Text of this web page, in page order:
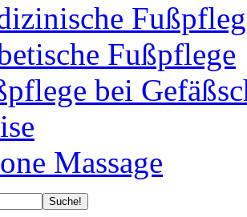
Fußpflege
bei
Massage